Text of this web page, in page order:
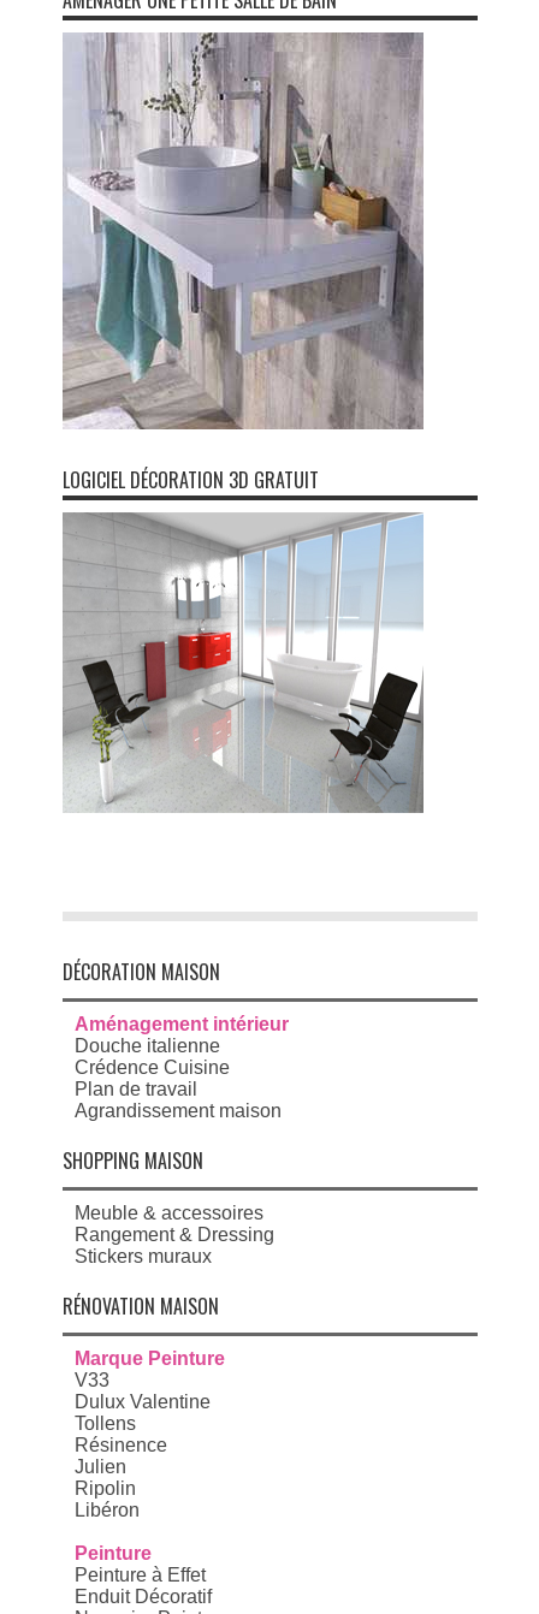
LOGICIEL DÉCORATION 3D GRATUIT
DÉCORATION MAISON
Aménagement intérieur
Douche italienne
Crédence Cuisine
Plan de travail
Agrandissement maison
SHOPPING MAISON
Meuble & accessoires
Rangement & Dressing
Stickers muraux
RÉNOVATION MAISON
Marque Peinture
V33
Dulux Valentine
Tollens
Résinence
Julien
Ripolin
Libéron
Peinture
Peinture à Effet
Enduit Décoratif